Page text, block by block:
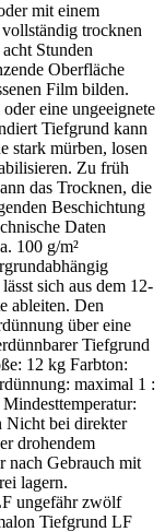
mit einem
trocknen
Stunden
Oberfläche
Film bilden.
eine ungeeignete
Tiefgrund kann
stark mürben, losen
Zu früh
das Trocknen, die
Beschichtung
Daten
100 g/m²
sich aus dem 12-
ableiten. Den
über eine
Tiefgrund
12 kg Farbton:
maximal 1 :
Nicht bei direkter
drohendem
nach Gebrauch mit
lagern.
ungefähr zwölf
Tiefgrund LF